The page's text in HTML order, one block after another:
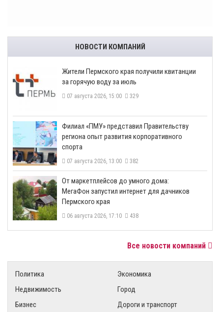
НОВОСТИ КОМПАНИЙ
​Жители Пермского края получили квитанции
за горячую воду за июль
07 августа 2026, 15:00 329
​Филиал «ПМУ» представил Правительству
региона опыт развития корпоративного
спорта
07 августа 2026, 13:00 382
От маркетплейсов до умного дома:
МегаФон запустил интернет для дачников
Пермского края
06 августа 2026, 17:10 438
Все новости компаний
Политика
Экономика
Недвижимость
Город
Бизнес
Дороги и транспорт